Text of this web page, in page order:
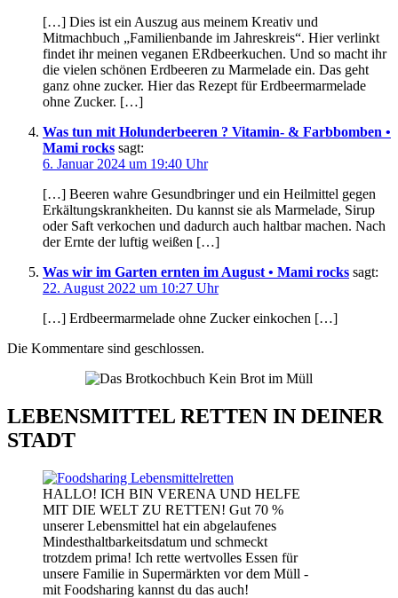
[…] Dies ist ein Auszug aus meinem Kreativ und
Mitmachbuch „Familienbande im Jahreskreis“. Hier verlinkt
findet ihr meinen veganen ERdbeerkuchen. Und so macht ihr
die vielen schönen Erdbeeren zu Marmelade ein. Das geht
ganz ohne zucker. Hier das Rezept für Erdbeermarmelade
ohne Zucker. […]
Was tun mit Holunderbeeren ? Vitamin- & Farbbomben •
Mami rocks sagt:
6. Januar 2024 um 19:40 Uhr
[…] Beeren wahre Gesundbringer und ein Heilmittel gegen
Erkältungskrankheiten. Du kannst sie als Marmelade, Sirup
oder Saft verkochen und dadurch auch haltbar machen. Nach
der Ernte der luftig weißen […]
Was wir im Garten ernten im August • Mami rocks sagt:
22. August 2022 um 10:27 Uhr
[…] Erdbeermarmelade ohne Zucker einkochen […]
Die Kommentare sind geschlossen.
LEBENSMITTEL RETTEN IN DEINER
STADT
HALLO! ICH BIN VERENA UND HELFE
MIT DIE WELT ZU RETTEN! Gut 70 %
unserer Lebensmittel hat ein abgelaufenes
Mindesthaltbarkeitsdatum und schmeckt
trotzdem prima! Ich rette wertvolles Essen für
unsere Familie in Supermärkten vor dem Müll -
mit Foodsharing kannst du das auch!